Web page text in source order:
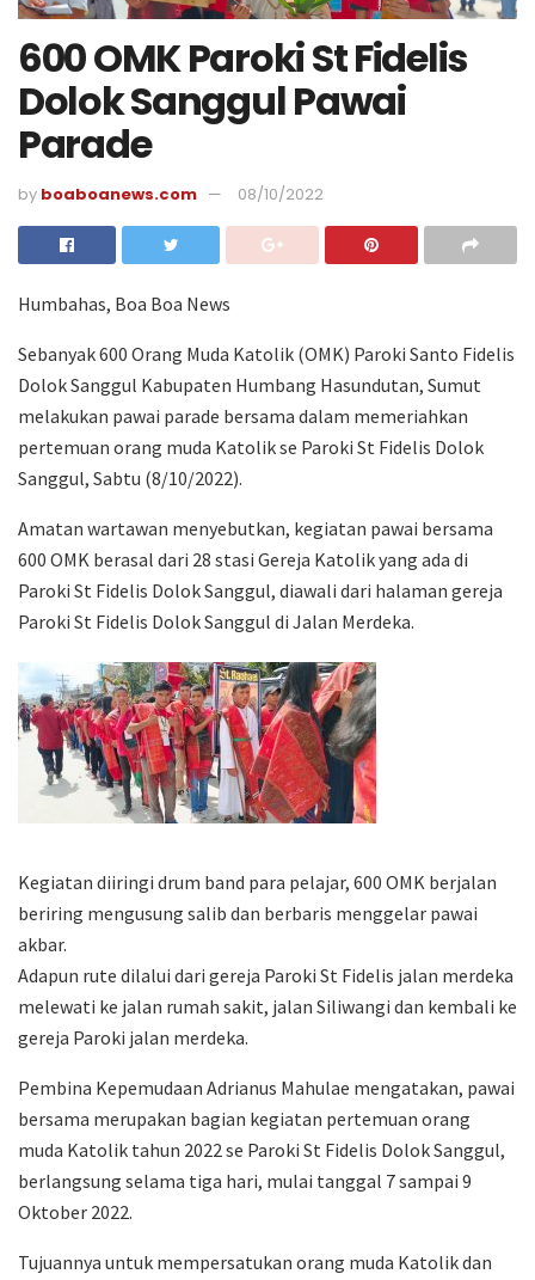
600 OMK Paroki St Fidelis
Dolok Sanggul Pawai
Parade
by boaboanews.com 08/10/2022
Humbahas, Boa Boa News
Sebanyak 600 Orang Muda Katolik (OMK) Paroki Santo Fidelis
Dolok Sanggul Kabupaten Humbang Hasundutan, Sumut
melakukan pawai parade bersama dalam memeriahkan
pertemuan orang muda Katolik se Paroki St Fidelis Dolok
Sanggul, Sabtu (8/10/2022).
Amatan wartawan menyebutkan, kegiatan pawai bersama
600 OMK berasal dari 28 stasi Gereja Katolik yang ada di
Paroki St Fidelis Dolok Sanggul, diawali dari halaman gereja
Paroki St Fidelis Dolok Sanggul di Jalan Merdeka.
Kegiatan diiringi drum band para pelajar, 600 OMK berjalan
beriring mengusung salib dan berbaris menggelar pawai
akbar.
Adapun rute dilalui dari gereja Paroki St Fidelis jalan merdeka
melewati ke jalan rumah sakit, jalan Siliwangi dan kembali ke
gereja Paroki jalan merdeka.
Pembina Kepemudaan Adrianus Mahulae mengatakan, pawai
bersama merupakan bagian kegiatan pertemuan orang
muda Katolik tahun 2022 se Paroki St Fidelis Dolok Sanggul,
berlangsung selama tiga hari, mulai tanggal 7 sampai 9
Oktober 2022.
Tujuannya untuk mempersatukan orang muda Katolik dan